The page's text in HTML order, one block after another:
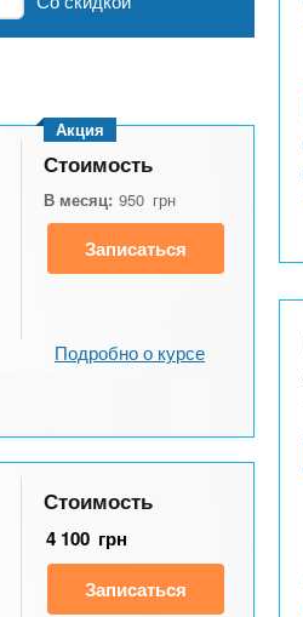
Акция
Стоимость
В месяц: 950 грн
Записаться
Подробно о курсе
Стоимость
4 100 грн
Записаться